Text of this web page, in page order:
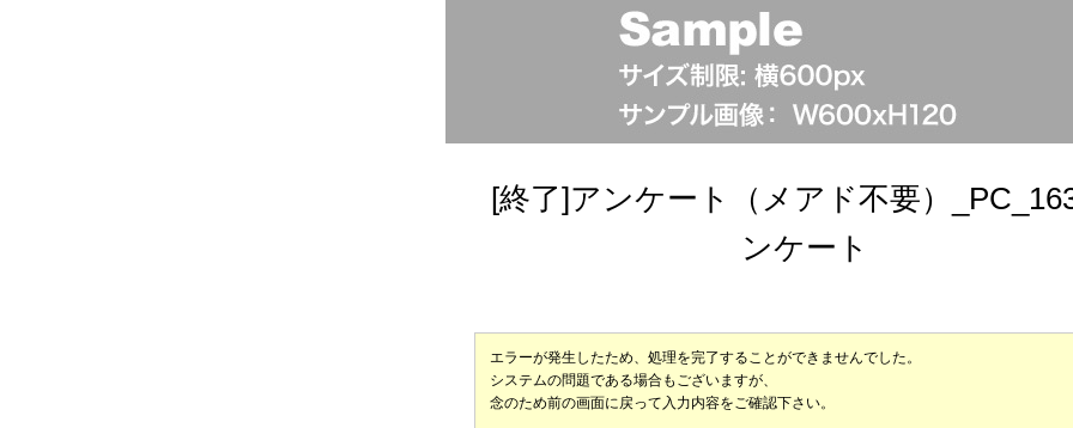
[終了]アンケート（メアド不要）
ンケート
エラーが発生したため、処理を完了することができませんでした。
システムの問題である場合もございますが、
念のため前の画面に戻って入力内容をご確認下さい。